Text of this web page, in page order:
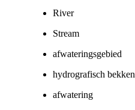
River
Stream
afwateringsgebied
hydrografisch bekken
afwatering